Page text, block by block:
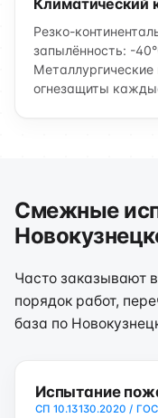
Климатический
Резко-
запылённость: -
огнезащиты
Смежные
Часто заказывают
порядок работ,
база по
Испытание
СП 10.13130.2020 /